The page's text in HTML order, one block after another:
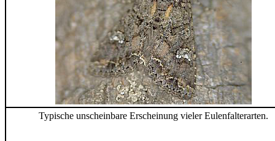
Typische unscheinbare Erscheinung vieler Eulenfalterarten.